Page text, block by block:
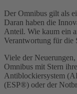
Der Omnibus gilt als
Daran haben die
Anteil. Wie kaum ein
Verantwortung für die
Viele der
Omnibus mit Stern
Antiblockiersystem
(ESP®) oder der